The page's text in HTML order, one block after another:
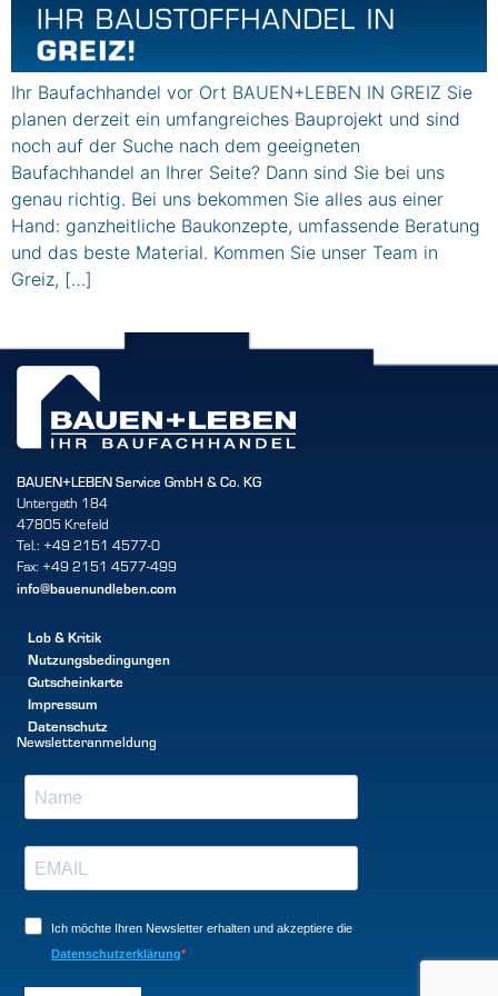
Ihr Baufachhandel vor Ort BAUEN+LEBEN IN GREIZ Sie
planen derzeit ein umfangreiches Bauprojekt und sind
noch auf der Suche nach dem geeigneten
Baufachhandel an Ihrer Seite? Dann sind Sie bei uns
genau richtig. Bei uns bekommen Sie alles aus einer
Hand: ganzheitliche Baukonzepte, umfassende Beratung
und das beste Material. Kommen Sie unser Team in
Greiz, […]
BAUEN+LEBEN Service GmbH & Co. KG
Untergath 184
47805 Krefeld
Tel.: +49 2151 4577-0
Fax: +49 2151 4577-499
info@bauenundleben.com
Lob & Kritik
Nutzungsbedingungen
Gutscheinkarte
Impressum
Datenschutz
Newsletteranmeldung
Ich möchte Ihren Newsletter erhalten und akzeptiere die
Datenschutzerklärung